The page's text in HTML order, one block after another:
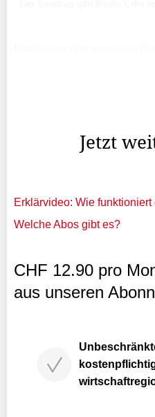
Jetzt
Erklärvideo: Wie
Welche Abos gibt es?
CHF 12.90 pro
aus unseren